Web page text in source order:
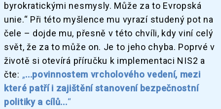
byrokratickými nesmysly. Může za to Evropská
unie.“ Při této myšlence mu vyrazí studený pot na
čele – dojde mu, přesně v této chvíli, kdy viní celý
svět, že za to může on. Je to jeho chyba. Poprvé v
životě si otevírá příručku k implementaci NIS2 a
čte: „...povinnostem vrcholového vedení, mezi
které patří i zajištění stanovení bezpečnostní
politiky a cílů...“